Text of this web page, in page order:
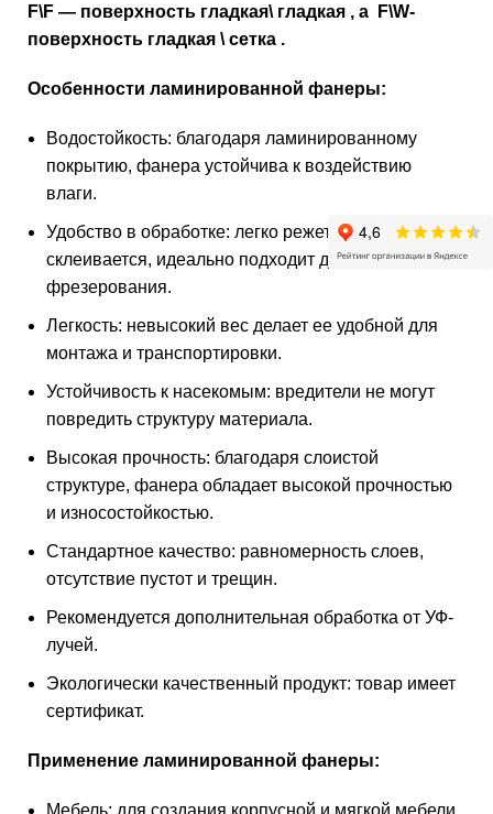
F\F — поверхность гладкая\ гладкая , а F\W-
поверхность гладкая \ сетка .
Особенности ламинированной фанеры:
Водостойкость: благодаря ламинированному
покрытию, фанера устойчива к воздействию
влаги.
Удобство в обработке: легко режется, сверлится и
склеивается, идеально подходит для
фрезерования.
Легкость: невысокий вес делает ее удобной для
монтажа и транспортировки.
Устойчивость к насекомым: вредители не могут
повредить структуру материала.
Высокая прочность: благодаря слоистой
структуре, фанера обладает высокой прочностью
и износостойкостью.
Стандартное качество: равномерность слоев,
отсутствие пустот и трещин.
Рекомендуется дополнительная обработка от УФ-
лучей.
Экологически качественный продукт: товар имеет
сертификат.
Применение ламинированной фанеры:
Мебель: для создания корпусной и мягкой мебели.